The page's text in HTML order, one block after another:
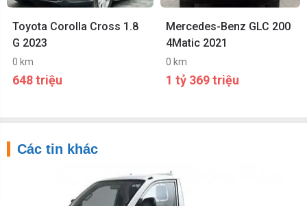
Toyota Corolla Cross 1.8
G 2023
0 km
648 triệu
Mercedes-Benz GLC 200
4Matic 2021
0 km
1 tỷ 369 triệu
Các tin khác